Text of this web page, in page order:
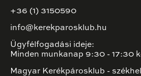
+36 (1) 3150590
info@kerekparosklub.hu
Ügyfélfogadási ideje:
Minden munkanap 9:30 - 17:30
Magyar Kerékpárosklub -